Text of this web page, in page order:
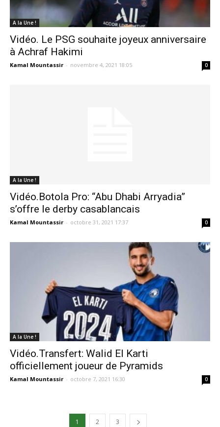
A la Une !
Vidéo. Le PSG souhaite joyeux anniversaire
à Achraf Hakimi
Kamal Mountassir - novembre 4, 2021 18:05 0
A la Une !
Vidéo.Botola Pro: “Abu Dhabi Arryadia”
s’offre le derby casablancais
Kamal Mountassir - octobre 31, 2021 17:37 0
A la Une !
Vidéo.Transfert: Walid El Karti
officiellement joueur de Pyramids
Kamal Mountassir - octobre 7, 2021 16:30 0
1 2 3